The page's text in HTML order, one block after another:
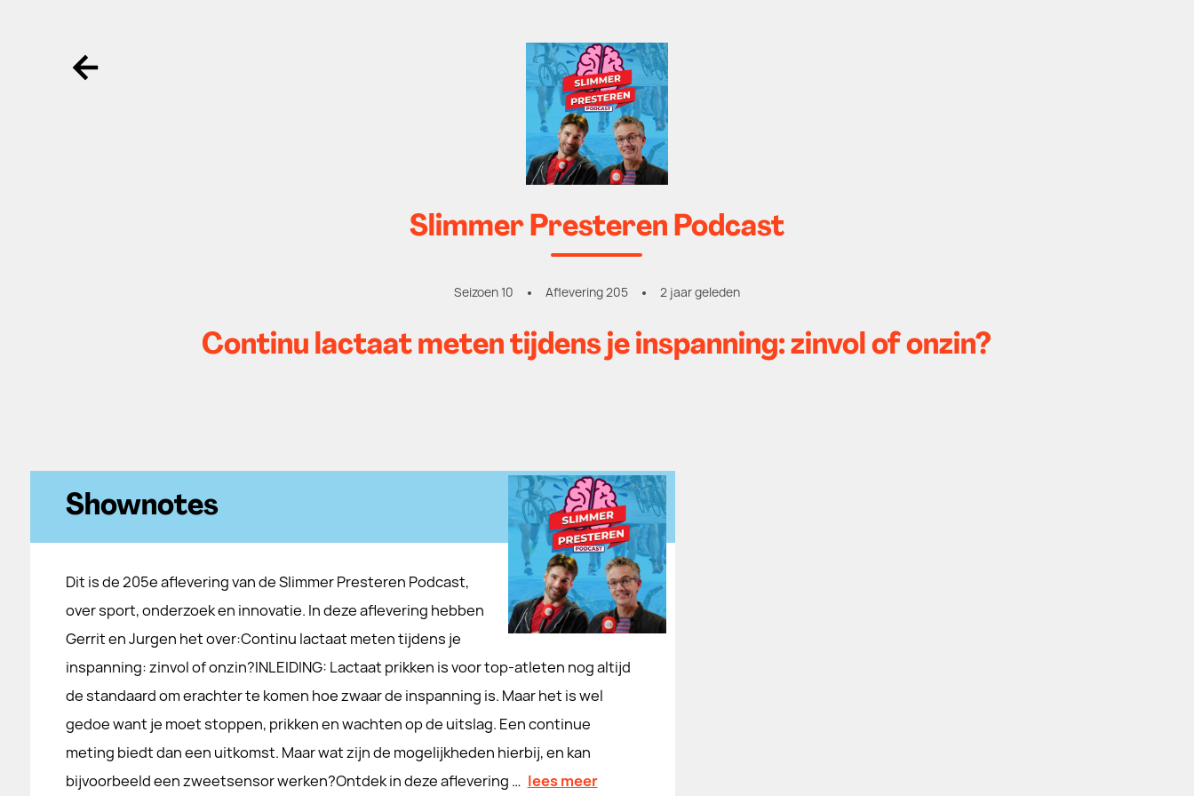
Ga terug
Slimmer Presteren Podcast
Seizoen 10 Aflevering 205 2 jaar geleden
Continu lactaat meten tijdens je inspanning: zinvol of onzin?
Shownotes
Dit is de 205e aflevering van de Slimmer Presteren Podcast,
over sport, onderzoek en innovatie. In deze aflevering hebben
Gerrit en Jurgen het over:Continu lactaat meten tijdens je
inspanning: zinvol of onzin?INLEIDING: Lactaat prikken is voor top-atleten nog altijd
de standaard om erachter te komen hoe zwaar de inspanning is. Maar het is wel
gedoe want je moet stoppen, prikken en wachten op de uitslag. Een continue
meting biedt dan een uitkomst. Maar wat zijn de mogelijkheden hierbij, en kan
bijvoorbeeld een zweetsensor werken?Ontdek in deze aflevering … lees meer